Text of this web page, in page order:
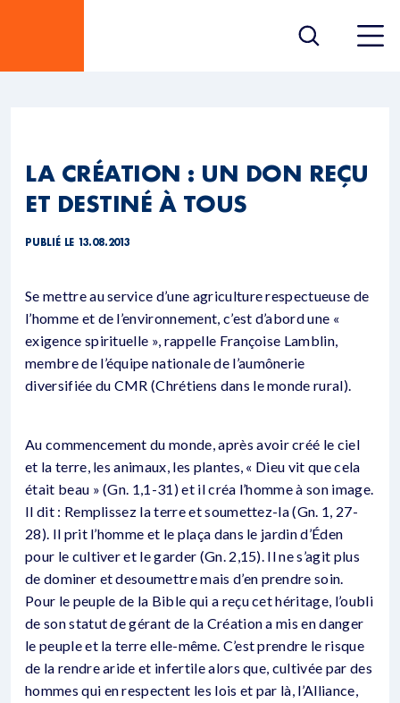
LA CRÉATION : UN DON REÇU
ET DESTINÉ À TOUS
PUBLIÉ LE 13.08.2013
Se mettre au service d’une agriculture respectueuse de
l’homme et de l’environnement, c’est d’abord une «
exigence spirituelle », rappelle Françoise Lamblin,
membre de l’équipe nationale de l’aumônerie
diversifiée du CMR (Chrétiens dans le monde rural).
Au commencement du monde, après avoir créé le ciel
et la terre, les animaux, les plantes, « Dieu vit que cela
était beau » (Gn. 1,1-31) et il créa l’homme à son image.
Il dit : Remplissez la terre et soumettez-la (Gn. 1, 27-
28). Il prit l’homme et le plaça dans le jardin d’Éden
pour le cultiver et le garder (Gn. 2,15). Il ne s’agit plus
de dominer et desoumettre mais d’en prendre soin.
Pour le peuple de la Bible qui a reçu cet héritage, l’oubli
de son statut de gérant de la Création a mis en danger
le peuple et la terre elle-même. C’est prendre le risque
de la rendre aride et infertile alors que, cultivée par des
hommes qui en respectent les lois et par là, l’Alliance,